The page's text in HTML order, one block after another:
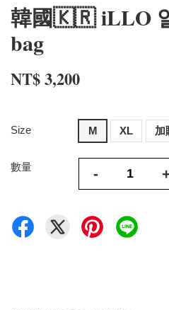
韓國🇰🇷 iLLO
bag
NT$ 3,200
Size M XL 加
數量 -